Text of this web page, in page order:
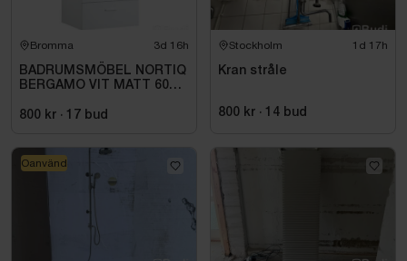
Bromma 3d 16h
BADRUMSMÖBEL NORTIQ
BERGAMO VIT MATT 60
800 kr · 17 bud
Stockholm 1d 17h
Kran stråle
800 kr · 14 bud
Oanvänd